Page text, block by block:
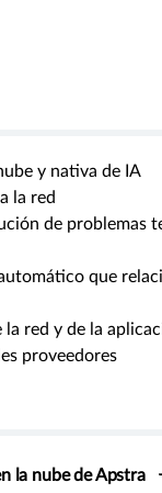
y nativa de IA
la red
de problemas
que
red y de la
proveedores
la nube de Apstra